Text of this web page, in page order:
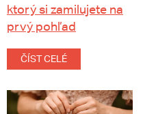
ktorý si zamilujete na
prvý pohľad
ČÍST CELÉ